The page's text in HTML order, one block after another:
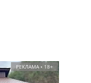
РЕКЛАМА • 18+